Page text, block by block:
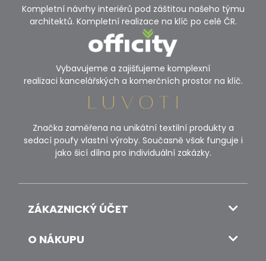
Kompletní návrhy interiérů pod záštitou našeho týmu
architektů. Kompletní realizace na klíč po celé ČR.
Vybavujeme a zajišťujeme komplexní
realizaci kancelářských a komerčních prostor na klíč.
Značka zaměřena na unikátní textilní produkty a
sedací poufy vlastní výroby. Současně však funguje i
jako šicí dílna pro individuální zakázky.
ZÁKAZNICKÝ ÚČET
O NÁKUPU